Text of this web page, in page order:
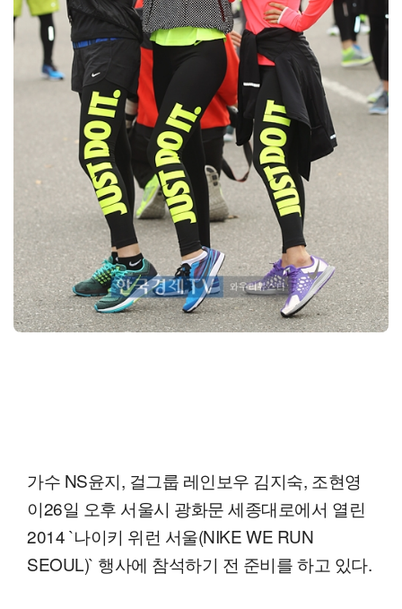
가수 NS윤지, 걸그룹 레인보우 김지숙, 조현영
이26일 오후 서울시 광화문 세종대로에서 열린
2014 `나이키 위런 서울(NIKE WE RUN
SEOUL)` 행사에 참석하기 전 준비를 하고 있다.